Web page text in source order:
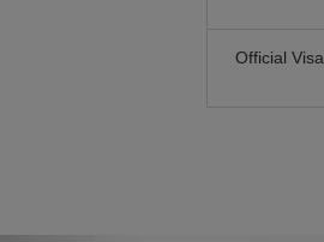
Official Visa